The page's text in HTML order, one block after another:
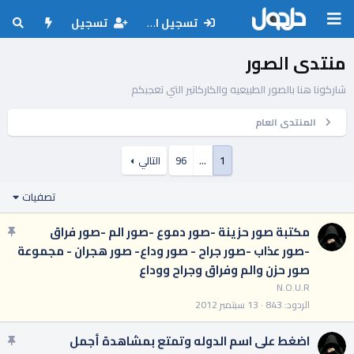
تسجيل الدخول تسجيل
منتدى الصور
شاركونا هنا بالصور الطبيعيه والكاركاتير التي تعجبكم
المنتدى العام
1
…
96
التالي
تصفيات
م
مكتبة صور حزينة -صور دموع -صور الم -صور فراق
-صور عذاب -صور جراح - صور وداع- صور هجران - مجموعة
صور حزن والم وفراق وجراح ووداع
N.O.U.R
الردود 843 13 سبتمبر 2012
م
اضغط على اسم الدوله وتمتع بمشاهدة أجمل